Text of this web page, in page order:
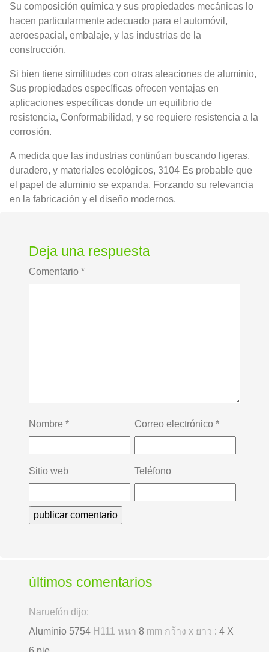
Su composición química y sus propiedades mecánicas lo
hacen particularmente adecuado para el automóvil,
aeroespacial, embalaje, y las industrias de la
construcción.
Si bien tiene similitudes con otras aleaciones de aluminio,
Sus propiedades específicas ofrecen ventajas en
aplicaciones específicas donde un equilibrio de
resistencia, Conformabilidad, y se requiere resistencia a la
corrosión.
A medida que las industrias continúan buscando ligeras,
duradero, y materiales ecológicos, 3104 Es probable que
el papel de aluminio se expanda, Forzando su relevancia
en la fabricación y el diseño modernos.
Deja una respuesta
Comentario *
Nombre * Correo electrónico *
Sitio web Teléfono
últimos comentarios
Naruefón dijo:
Aluminio 5754 H111 หนา 8 mm กว้าง x ยาว : 4 X